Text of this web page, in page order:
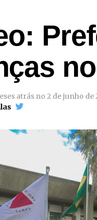
atrás no 2 de junho de